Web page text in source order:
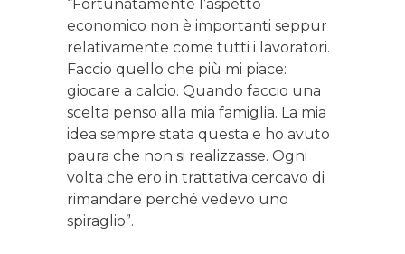
“Fortunatamente l’aspetto
economico non è importanti seppur
relativamente come tutti i lavoratori.
Faccio quello che più mi piace:
giocare a calcio. Quando faccio una
scelta penso alla mia famiglia. La mia
idea sempre stata questa e ho avuto
paura che non si realizzasse. Ogni
volta che ero in trattativa cercavo di
rimandare perché vedevo uno
spiraglio”.